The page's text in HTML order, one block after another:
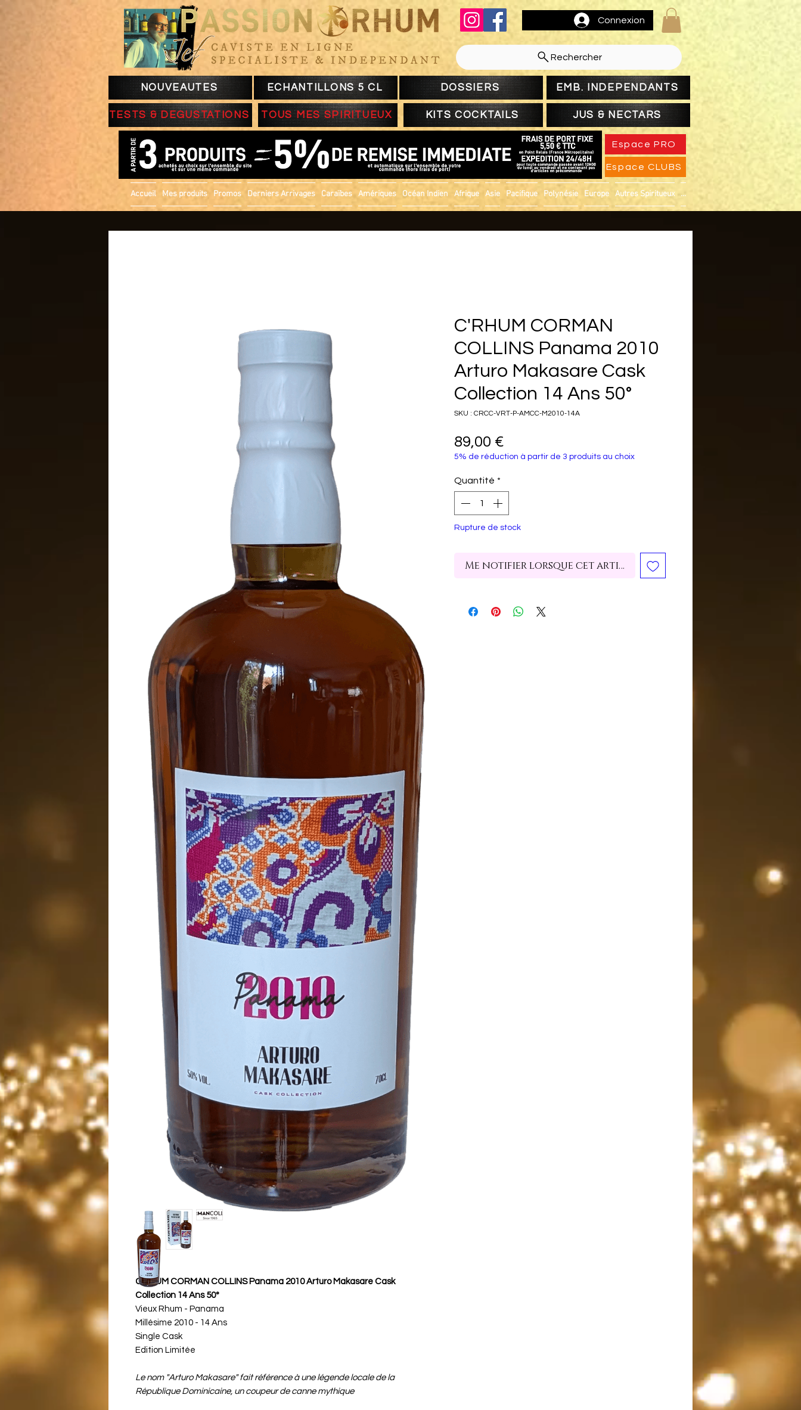
Connexion
Rechercher
NOUVEAUTES ECHANTILLONS 5 CL DOSSIERS EMB. INDEPENDANTS
TESTS & DEGUSTATIONS TOUS MES SPIRITUEUX KITS COCKTAILS JUS & NECTARS
Espace PRO
Espace CLUBS
Accueil Mes produits Promos Derniers Arrivages Caraïbes Amériques Océan Indien Afrique Asie Pacifique Polynésie Europe Autres Spiritueux ...
C'RHUM CORMAN COLLINS Panama 2010 Arturo Makasare Cask
Collection 14 Ans 50°
Vieux Rhum - Panama
Millésime 2010 - 14 Ans
Single Cask
Edition Limitée
Le nom "Arturo Makasare" fait référence à une légende locale de la
République Dominicaine, un coupeur de canne mythique
C'RHUM CORMAN
COLLINS Panama 2010
Arturo Makasare Cask
Collection 14 Ans 50°
SKU : CRCC-VRT-P-AMCC-M2010-14A
89,00 €
5% de réduction à partir de 3 produits au choix
Quantité *
Rupture de stock
Me notifier lorsque cet article est disponible